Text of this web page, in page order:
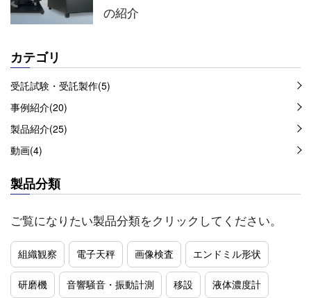
の紹介
カテゴリ
受託試験・受託製作(5)
事例紹介(20)
製品紹介(25)
動画(4)
製品分類
ご覧になりたい製品分類をクリックしてください。
組織観察 電子天秤 画像検査 エンドミル形状
研磨機 音響騒音・振動計測 移設 液体濃度計